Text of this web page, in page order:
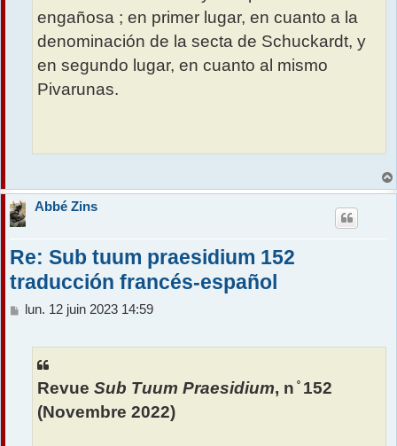
engañosa ; en primer lugar, en cuanto a la
denominación de la secta de Schuckardt, y
en segundo lugar, en cuanto al mismo
Pivarunas.
Abbé Zins
Re: Sub tuum praesidium 152
traducción francés-español
M
lun. 12 juin 2023 14:59
Revue Sub Tuum Praesidium, n ̊ 152
(Novembre 2022)